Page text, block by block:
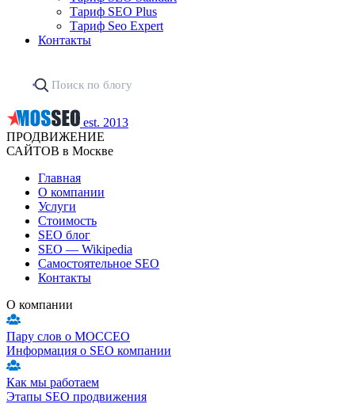
Тариф SEO Plus
Тариф Seo Expert
Контакты
est. 2013
ПРОДВИЖЕНИЕ
САЙТОВ в Москве
Главная
О компании
Услуги
Стоимость
SEO блог
SEO — Wikipedia
Самостоятельное SEO
Контакты
О компании
Пару слов о МОССЕО
Информация о SEO компании
Как мы работаем
Этапы SEO продвижения